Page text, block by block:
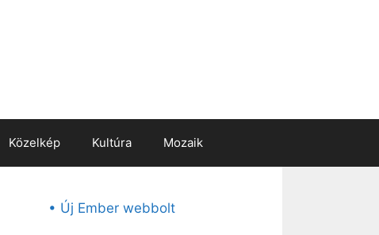
Közelkép Kultúra Mozaik
• Új Ember webbolt